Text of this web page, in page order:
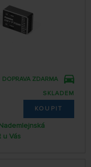
DOPRAVA ZDARMA
SKLADEM
KOUPIT
u Vás